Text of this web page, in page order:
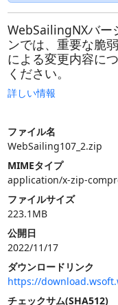
WebSailingNXバー
ンでは、重要な脆
による変更内容に
ください。
詳しい情報
ファイル名
WebSailing107_2.zip
MIMEタイプ
application/x-zip-
ファイルサイズ
223.1MB
公開日
2022/11/17
ダウンロードリンク
https://
チェックサム(SHA512)